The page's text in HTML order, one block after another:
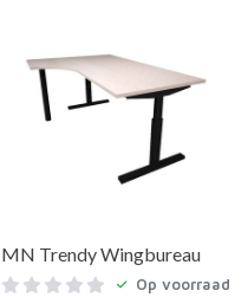
MN Trendy Wingbureau
Op voorraad